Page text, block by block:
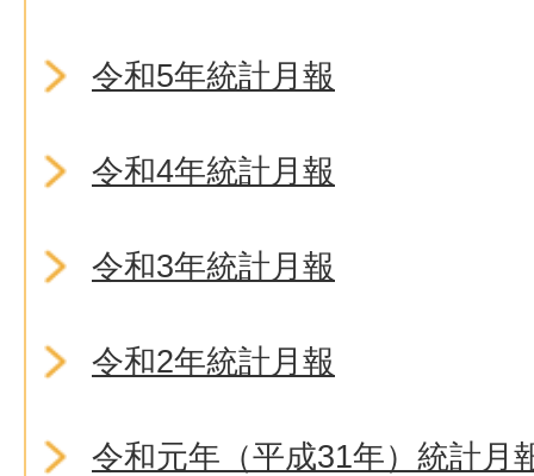
令和5年統計月報
令和4年統計月報
令和3年統計月報
令和2年統計月報
令和元年（平成31年）統計月